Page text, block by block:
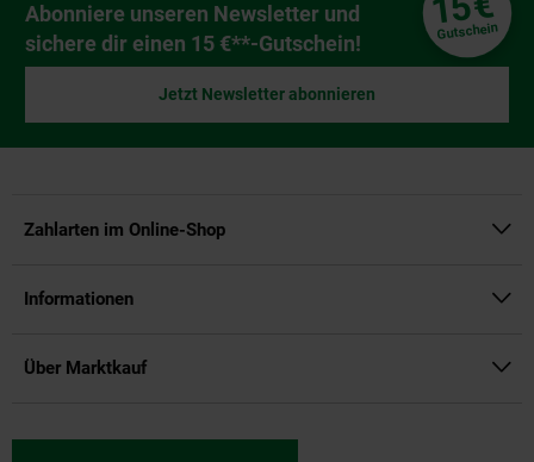
Newsletter Anmeldung
Abonniere unseren Newsletter und
sichere dir einen 15 €**-Gutschein!
Gutschein
Jetzt Newsletter abonnieren
Zahlarten im Online-Shop
Informationen
Über Marktkauf